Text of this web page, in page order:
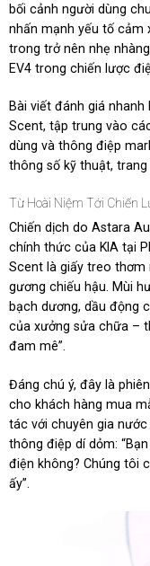
bối cảnh người dùng
nhấn mạnh yếu tố cảm
trong trở nên nhẹ
EV4 trong chiến lược
Bài viết đánh giá nhanh
Scent, tập trung vào
dùng và thông điệp
thông số kỹ thuật, trang
Từ Hoài Niệm Tới Chiến
Chiến dịch do Astara
chính thức của KIA tại
Scent là giấy treo
gương chiếu hậu. Mùi
bạch dương, dầu động
của xưởng sửa chữa –
đam mê”.
Đáng chú ý, đây là
cho khách hàng mua
tác với chuyên gia
thông điệp dí dỏm:
điện không? Chúng tôi
ấy”.